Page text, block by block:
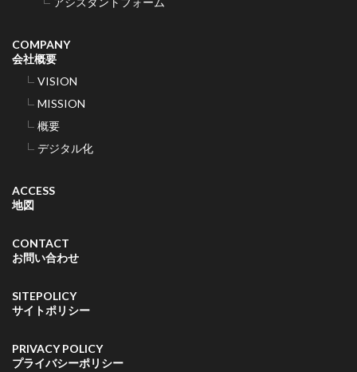
COMPANY
会社概要
VISION
MISSION
概要
デジタル化
ACCESS
地図
CONTACT
お問い合わせ
SITEPOLICY
サイトポリシー
PRIVACY POLICY
プライバシーポリシー